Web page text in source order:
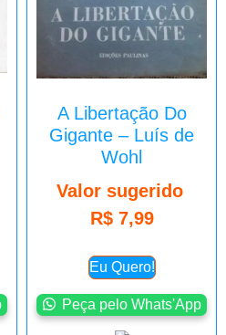
A Libertação Do
Gigante – Luís de
Wohl
Valor sugerido
R$7,99
Eu Quero!
Peça pelo Whats'App